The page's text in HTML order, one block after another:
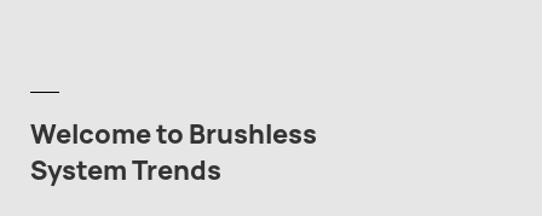
Welcome to Brushless
System Trends